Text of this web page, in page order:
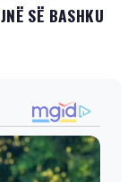
SË BASHKU